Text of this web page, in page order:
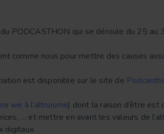
PODCASTHON qui se déroule du 25 au
comme nous pour mettre des causes
est disponible sur le site de
we à l’altruisme) dont la raison d’être est
… et mettre en avant les valeurs de
digitaux.